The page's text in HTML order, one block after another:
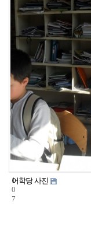
1
0
7
어학당 사진